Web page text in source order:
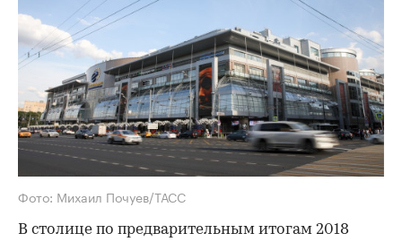
Фото: Михаил Почуев/ТАСС
В столице по предварительным итогам 2018